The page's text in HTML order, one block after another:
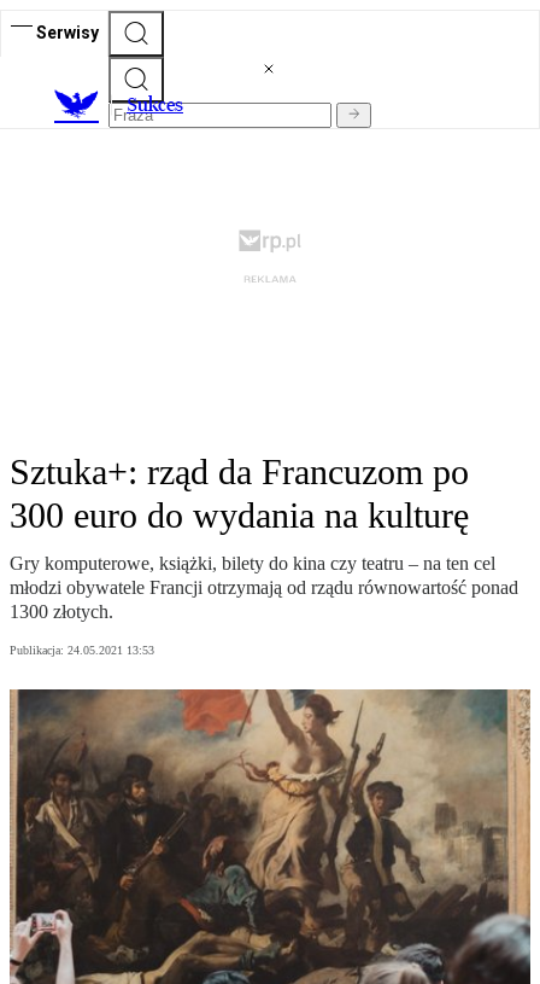
Serwisy
Sukces
Sztuka+: rząd da Francuzom po
300 euro do wydania na kulturę
Gry komputerowe, książki, bilety do kina czy teatru – na ten cel
młodzi obywatele Francji otrzymają od rządu równowartość ponad
1300 złotych.
Publikacja: 24.05.2021 13:53